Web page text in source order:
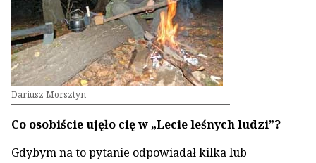
Dariusz Morsztyn
Co osobiście ujęło cię w „Lecie leśnych ludzi”?
Gdybym na to pytanie odpowiadał kilka lub